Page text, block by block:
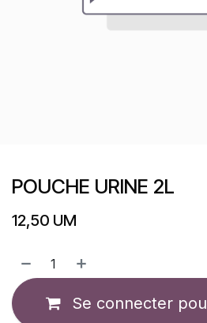
POUCHE URINE 2L
12,50 UM
Se connecter